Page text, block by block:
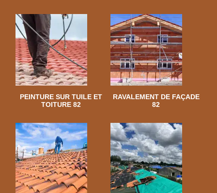
PEINTURE SUR TUILE ET
TOITURE 82
RAVALEMENT DE FAÇADE
82